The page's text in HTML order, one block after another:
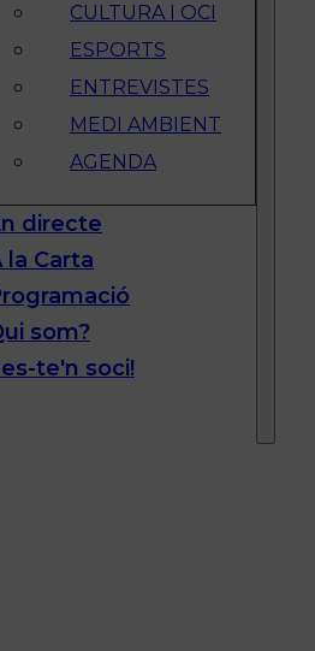
CULTURA I OCI
ESPORTS
ENTREVISTES
MEDI AMBIENT
AGENDA
directe
la Carta
som?
te'n soci!